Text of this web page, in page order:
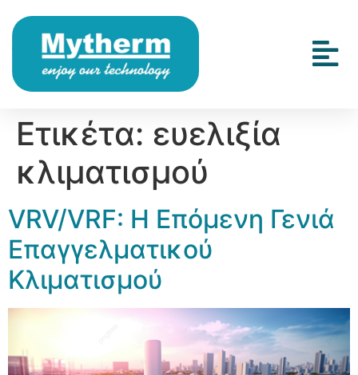
Ετικέτα: ευελιξία
κλιματισμού
VRV/VRF: Η Επόμενη Γενιά
Επαγγελματικού
Κλιματισμού